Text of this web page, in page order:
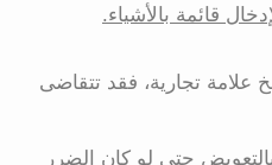
قائمة بالأشياء.
علامة تجارية، فقد تتقاضى
حتى لو كان الضرر